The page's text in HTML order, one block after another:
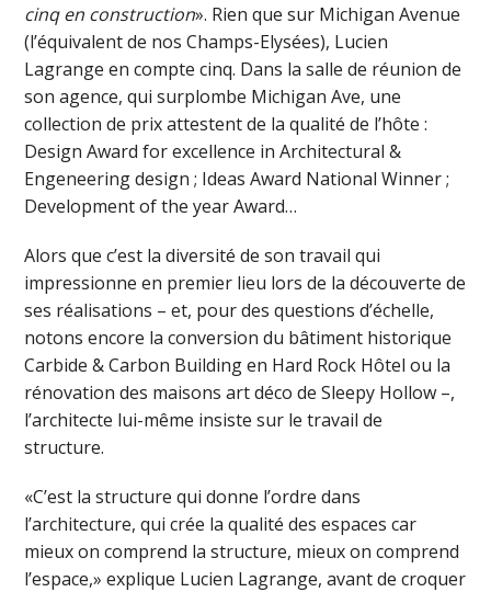
cinq en construction». Rien que sur Michigan Avenue
(l’équivalent de nos Champs-Elysées), Lucien
Lagrange en compte cinq. Dans la salle de réunion de
son agence, qui surplombe Michigan Ave, une
collection de prix attestent de la qualité de l’hôte :
Design Award for excellence in Architectural &
Engeneering design ; Ideas Award National Winner ;
Development of the year Award…
Alors que c’est la diversité de son travail qui
impressionne en premier lieu lors de la découverte de
ses réalisations – et, pour des questions d’échelle,
notons encore la conversion du bâtiment historique
Carbide & Carbon Building en Hard Rock Hôtel ou la
rénovation des maisons art déco de Sleepy Hollow –,
l’architecte lui-même insiste sur le travail de
structure.
«C’est la structure qui donne l’ordre dans
l’architecture, qui crée la qualité des espaces car
mieux on comprend la structure, mieux on comprend
l’espace,» explique Lucien Lagrange, avant de croquer